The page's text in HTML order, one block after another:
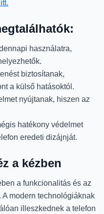
használatra,
biztosítanak,
a külső hatásoktól.
nyújtanak, hiszen az
hatékony védelmet
eredeti dizájnját.
a kézben
a funkcionalitás és az
modern technológiáknak
illeszkednek a telefon